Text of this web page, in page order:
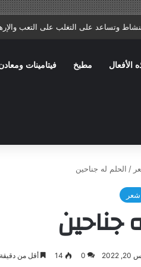
التي تؤخر الشفاء؟
الأفعال مطبخ فيتامينات
/ الحلم له جناحين
شعر
جناحين
0
14 أقل من دقيقة